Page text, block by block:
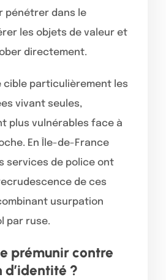
pénétrer dans le
les objets de valeur et
directement.
cible particulièrement les
vivant seules,
plus vulnérables face à
En Île-de-France
services de police ont
de ces
usurpation
par ruse.
prémunir contre
d’identité ?